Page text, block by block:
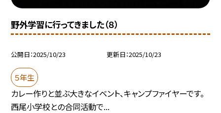
野外学習に行ってきました（８）
公開日 2025/10/23 更新日 2025/10/23
５年生
カレー作りと並ぶ大きなイベント、キャンプファイヤーです。
西尾小学校との合同活動で...